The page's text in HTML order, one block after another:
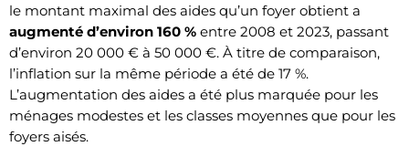
le montant maximal des aides qu’un foyer obtient a
augmenté d’environ 160 % entre 2008 et 2023, passant
d’environ 20 000 € à 50 000 €. À titre de comparaison,
l’inflation sur la même période a été de 17 %.
L’augmentation des aides a été plus marquée pour les
ménages modestes et les classes moyennes que pour les
foyers aisés.